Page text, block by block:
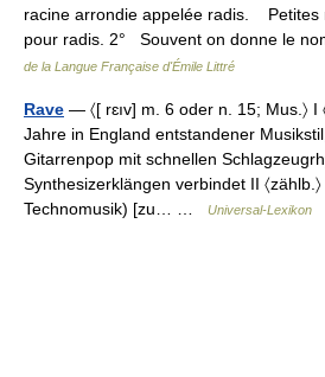
racine arrondie appelée radis. Petites
pour radis. 2° Souvent on donne le
de la Langue Française d'Émile Littré
Rave — 〈[ rɛıv] m. 6 oder n. 15; Mus.〉 I
Jahre in England entstandener
Gitarrenpop mit schnellen
Synthesizerklängen verbindet II
Technomusik) [zu… …
Universal-Lexikon